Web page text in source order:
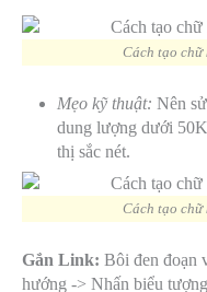
Cách tạo chữ
Mẹo kỹ thuật: Nên
dung lượng dưới
thị sắc nét.
Cách tạo chữ
Gắn Link: Bôi đen đoạn
hướng -> Nhấn biểu tượng